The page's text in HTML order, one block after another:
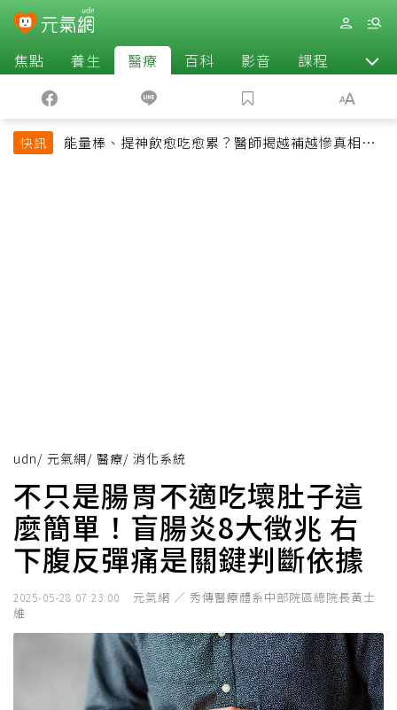
焦點 養生 醫療 百科 影音 課程 退休
快訊
能量棒、提神飲愈吃愈累？醫師揭越補越慘真相：
udn/ 元氣網/ 醫療/ 消化系統
不只是腸胃不適吃壞肚子這
麼簡單！盲腸炎8大徵兆 右
下腹反彈痛是關鍵判斷依據
2025-05-28 07:23:00
元氣網 ／ 秀傳醫療體系中部院區總院長黃士
維